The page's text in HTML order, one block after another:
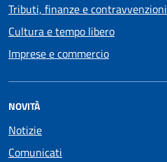
Tributi, finanze e contravvenzioni
Cultura e tempo libero
Imprese e commercio
NOVITÀ
Notizie
Comunicati